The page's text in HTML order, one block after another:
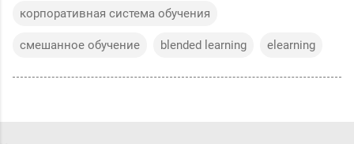
корпоративная система обучения
смешанное обучение blended learning elearning